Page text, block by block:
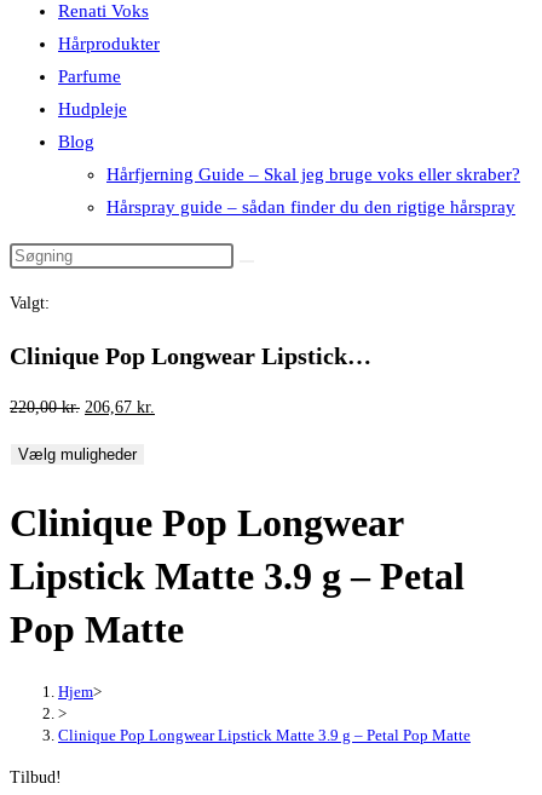
Renati Voks
Hårprodukter
Parfume
Hudpleje
Blog
Hårfjerning Guide – Skal jeg bruge voks eller skraber?
Hårspray guide – sådan finder du den rigtige hårspray
Valgt:
Clinique Pop Longwear Lipstick…
220,00kr. Den
pris
220,00 kr..
206,67 kr.
206,67 kr..
Vælg muligheder
Clinique Pop Longwear
Lipstick Matte 3.9 g – Petal
Pop Matte
Hjem>
>
Clinique Pop Longwear Lipstick Matte 3.9 g – Petal Pop Matte
Tilbud!